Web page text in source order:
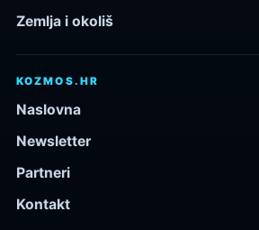
Zemlja i okoliš
KOZMOS.HR
Naslovna
Newsletter
Partneri
Kontakt